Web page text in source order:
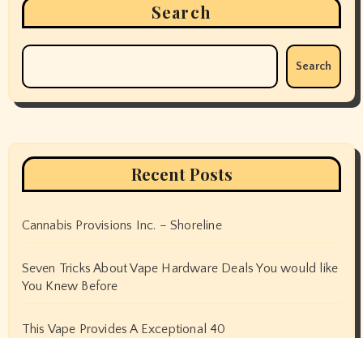
Search
Search
Recent Posts
Cannabis Provisions Inc. – Shoreline
Seven Tricks About Vape Hardware Deals You would like
You Knew Before
This Vape Provides A Exceptional 40